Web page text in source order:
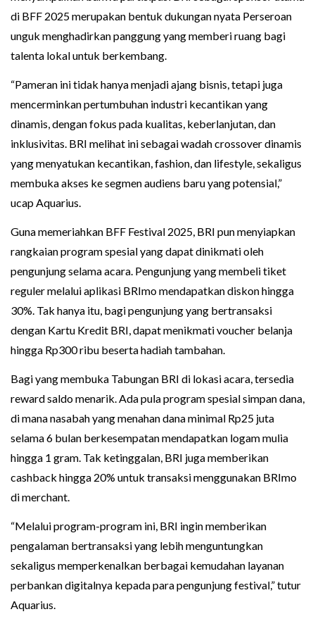
di BFF 2025 merupakan bentuk dukungan nyata Perseroan
unguk menghadirkan panggung yang memberi ruang bagi
talenta lokal untuk berkembang.
“Pameran ini tidak hanya menjadi ajang bisnis, tetapi juga
mencerminkan pertumbuhan industri kecantikan yang
dinamis, dengan fokus pada kualitas, keberlanjutan, dan
inklusivitas. BRI melihat ini sebagai wadah crossover dinamis
yang menyatukan kecantikan, fashion, dan lifestyle, sekaligus
membuka akses ke segmen audiens baru yang potensial,”
ucap Aquarius.
Guna memeriahkan BFF Festival 2025, BRI pun menyiapkan
rangkaian program spesial yang dapat dinikmati oleh
pengunjung selama acara. Pengunjung yang membeli tiket
reguler melalui aplikasi BRImo mendapatkan diskon hingga
30%. Tak hanya itu, bagi pengunjung yang bertransaksi
dengan Kartu Kredit BRI, dapat menikmati voucher belanja
hingga Rp300 ribu beserta hadiah tambahan.
Bagi yang membuka Tabungan BRI di lokasi acara, tersedia
reward saldo menarik. Ada pula program spesial simpan dana,
di mana nasabah yang menahan dana minimal Rp25 juta
selama 6 bulan berkesempatan mendapatkan logam mulia
hingga 1 gram. Tak ketinggalan, BRI juga memberikan
cashback hingga 20% untuk transaksi menggunakan BRImo
di merchant.
“Melalui program-program ini, BRI ingin memberikan
pengalaman bertransaksi yang lebih menguntungkan
sekaligus memperkenalkan berbagai kemudahan layanan
perbankan digitalnya kepada para pengunjung festival,” tutur
Aquarius.